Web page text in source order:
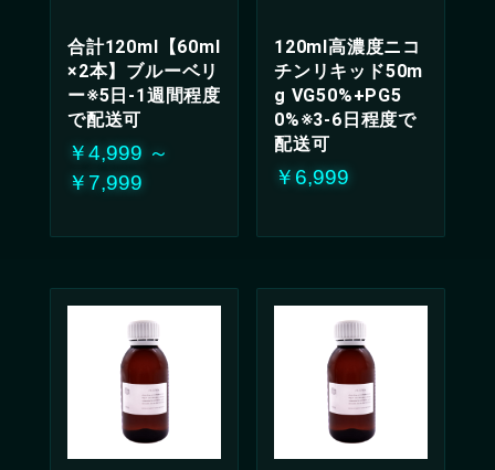
合計120ml【60ml
×2本】ブルーベリ
ー※5日-1週間程度
で配送可
￥4,999 ～
￥7,999
120ml高濃度ニコ
チンリキッド50m
g VG50%+PG5
0%※3-6日程度で
配送可
￥6,999